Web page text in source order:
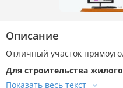
Описание
Отличный участок
Для строительства